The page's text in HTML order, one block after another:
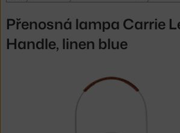
Přenosná lampa Carrie
Handle, linen blue